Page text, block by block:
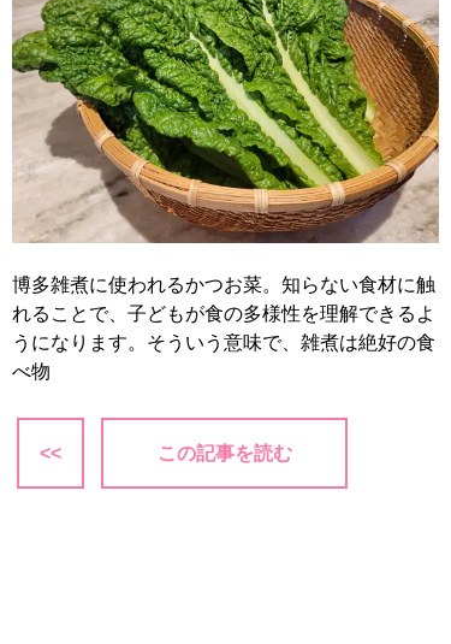
博多雑煮に使われるかつお菜。知らない食材に触
れることで、子どもが食の多様性を理解できるよ
うになります。そういう意味で、雑煮は絶好の食
べ物
<< この記事を読む